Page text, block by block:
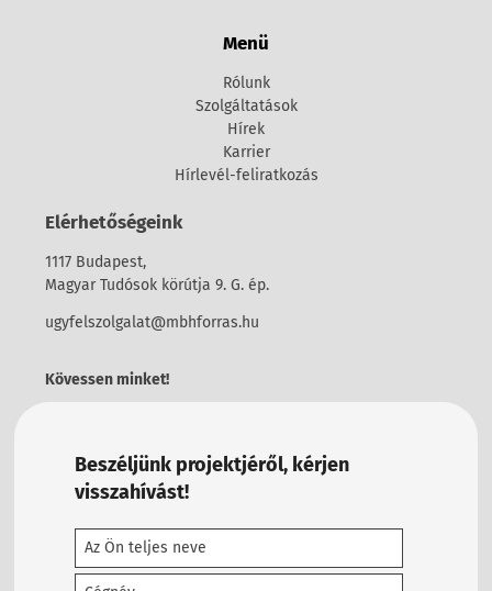
Menü
Rólunk
Szolgáltatások
Hírek
Karrier
Hírlevél-feliratkozás
Elérhetőségeink
1117 Budapest,
Magyar Tudósok körútja 9. G. ép.
ugyfelszolgalat@mbhforras.hu
Kövessen minket!
Beszéljünk projektjéről, kérjen
visszahívást!